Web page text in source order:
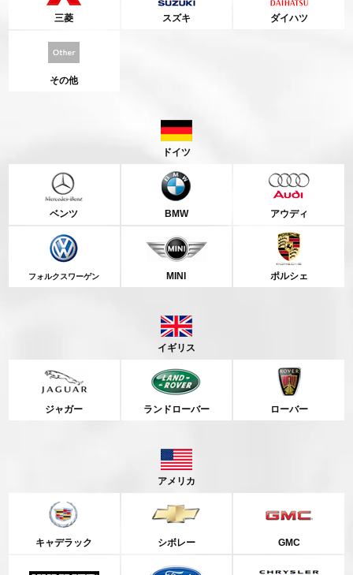
三菱 スズキ ダイハツ
その他
ドイツ
ベンツ BMW アウディ
フォルクスワーゲン MINI ポルシェ
イギリス
ジャガー ランドローバー ローバー
アメリカ
キャデラック シボレー GMC